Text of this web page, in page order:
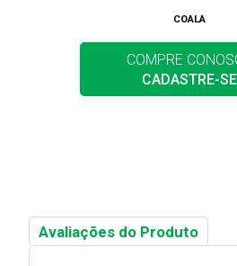
COALA
COMPRE
CADASTRE-SE
Avaliações do Produto